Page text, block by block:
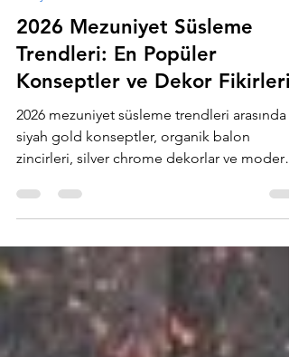
12 May
2 dakikada okunur
Dünyadan
2026 Mezuniyet Süsleme
Trendleri: En Popüler
Konseptler ve Dekor Fikirleri
siyah gold konseptler, organik balon
zincirleri, silver chrome dekorlar ve modern
fotoğraf köşeleri öne çıkıyor. En popüler
mezuniyet dekorasyon fikirlerini keşfedin.